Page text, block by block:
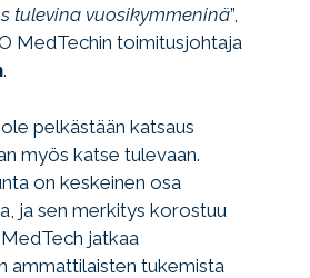
tulevina vuosikymmeninä”,
MedTechin toimitusjohtaja
.
pelkästään katsaus
myös katse tulevaan.
on keskeinen osa
ja sen merkitys korostuu
jatkaa
ammattilaisten tukemista